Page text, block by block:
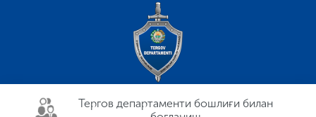
Тергов департaменти бошлиғи билан